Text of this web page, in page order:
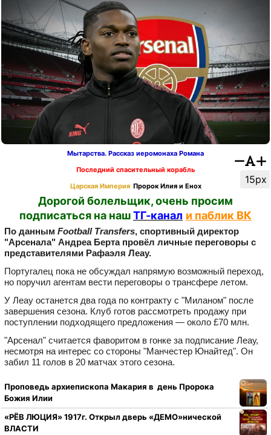
15px
Мытарства. Рассказ иеромонаха Романа
Последний спасительный корабль
Царская Империя Пророк Илия и Енох
Дорогой болельщик, очень просим
подписаться на нашТГ-канал и паблик ВК
По данным Football Transfers, спортивный директор
"Арсенала" Андреа Берта провёл личные переговоры с
представителями Рафаэля Леау.
Португалец пока не обсуждал напрямую возможный переход,
но поручил агентам вести переговоры о трансфере летом.
У Леау останется два года по контракту с "Миланом" после
завершения сезона. Клуб готов рассмотреть продажу при
поступлении подходящего предложения — около £70 млн.
"Арсенал" считается фаворитом в гонке за подписание Леау,
несмотря на интерес со стороны "Манчестер Юнайтед". Он
забил 11 голов в 20 матчах этого сезона.
Проповедь архиепископа Макария в день Пророка
Божия Илии
«РЁВ ЛЮЦИЯ» 1917г. Открыл дверь «ДЕМО»нической
ВЛАСТИ